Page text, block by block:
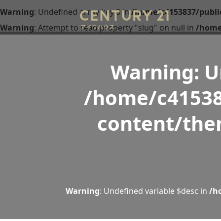
Warning: Undefined array key 0 in/home/c4153837/
Warning: Attempt to read property "slug" on null in /
Warning:
/home/
content/
Warning: Undefined variable $desc in /